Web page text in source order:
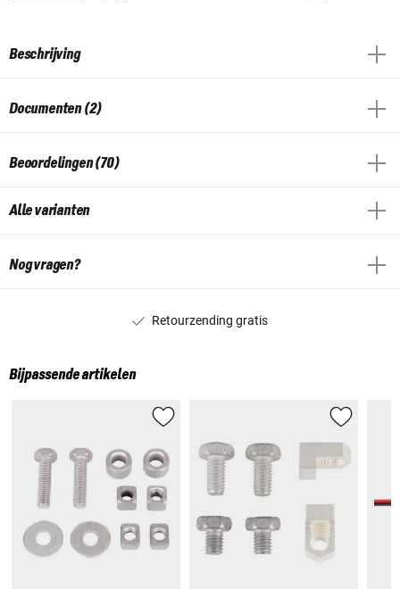
Beschrijving
Documenten (2)
Beoordelingen (70)
Alle varianten
Nog vragen?
Retourzending gratis
Bijpassende artikelen